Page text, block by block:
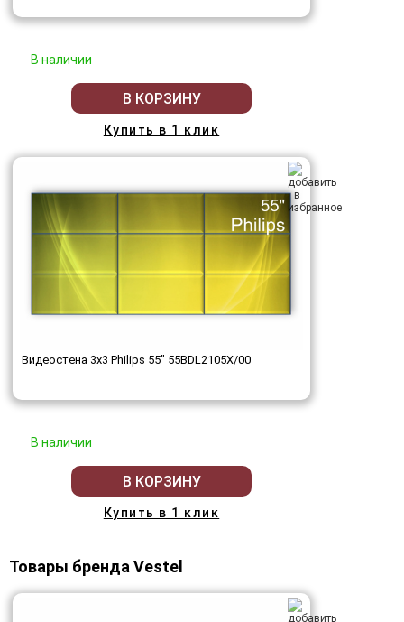
В наличии
В КОРЗИНУ
Купить в 1 клик
Видеостена 3x3 Philips 55" 55BDL2105X/00
В наличии
В КОРЗИНУ
Купить в 1 клик
Товары бренда Vestel